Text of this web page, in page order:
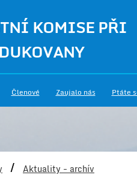
KOMISE PŘI
Členové Zaujalo nás Ptáte
/ Aktuality - archív